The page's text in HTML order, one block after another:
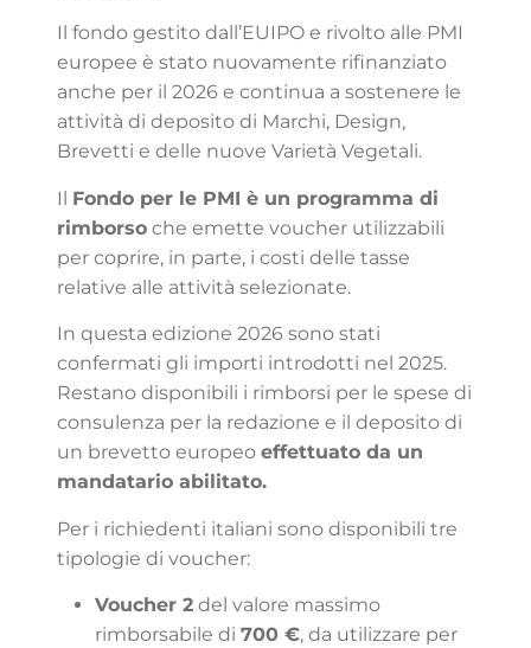
Il fondo gestito dall’EUIPO e rivolto alle PMI
europee è stato nuovamente rifinanziato
anche per il 2026 e continua a sostenere le
attività di deposito di Marchi, Design,
Brevetti e delle nuove Varietà Vegetali.
Il Fondo per le PMI è un programma di
rimborso che emette voucher utilizzabili
per coprire, in parte, i costi delle tasse
relative alle attività selezionate.
In questa edizione 2026 sono stati
confermati gli importi introdotti nel 2025.
Restano disponibili i rimborsi per le spese di
consulenza per la redazione e il deposito di
un brevetto europeo effettuato da un
mandatario abilitato.
Per i richiedenti italiani sono disponibili tre
tipologie di voucher:
Voucher 2 del valore massimo
rimborsabile di 700 €, da utilizzare per